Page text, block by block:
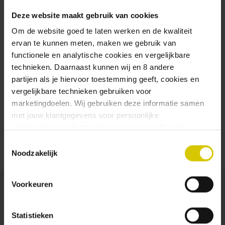
Deze website maakt gebruik van cookies
Om de website goed te laten werken en de kwaliteit
ervan te kunnen meten, maken we gebruik van
functionele en analytische cookies en vergelijkbare
technieken. Daarnaast kunnen wij en 8 andere
partijen als je hiervoor toestemming geeft, cookies en
vergelijkbare technieken gebruiken voor
marketingdoelen. Wij gebruiken deze informatie samen
met jouw klantgegevens voor persoonlijke
ervaringen: je eigen Uiltje (gepersonaliseerde
aanbevelingen, functionaliteiten en communicatie binnen
dtdd.nl (relevante advertenties op websites en apps van
onze privacy policy
Noodzakelijk
Voorkeuren
Statistieken
addresses
New orders to follow
Save items to your wish list
Create Account